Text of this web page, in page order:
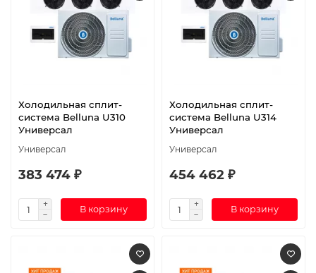
Холодильная сплит-
система Belluna U310
Универсал
Универсал
383 474 ₽
В корзину
Холодильная сплит-
система Belluna U314
Универсал
Универсал
454 462 ₽
В корзину